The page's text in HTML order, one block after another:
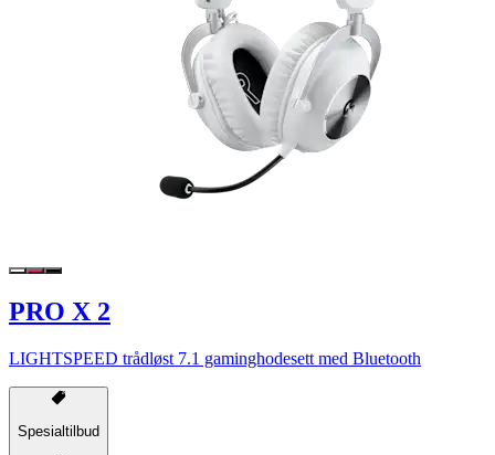
PRO X 2
LIGHTSPEED trådløst 7.1 gaminghodesett med Bluetooth
Spesialtilbud